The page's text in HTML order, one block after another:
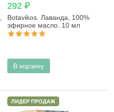
292 ₽
Botavikos. Лаванда, 100%
эфирное масло. 10 мл
В корзину
ЛИДЕР ПРОДАЖ